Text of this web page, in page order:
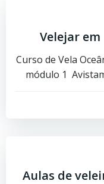
Velejar
Curso de Vela
módulo 1
Aulas de